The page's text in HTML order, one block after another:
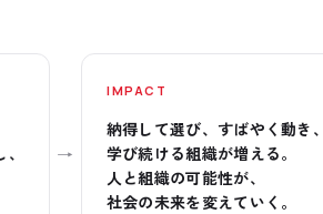
→
IMPACT
納得して選び、すばやく動き、
学び続ける組織が増える。
人と組織の可能性が、
社会の未来を変えていく。